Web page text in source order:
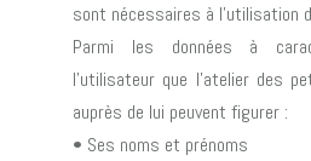
sont nécessaires à l’utilisation
Parmi les données à
l’utilisateur que l’atelier des
auprès de lui peuvent figurer :
• Ses noms et prénoms